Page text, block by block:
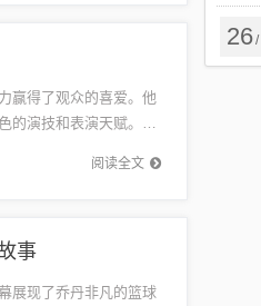
赢得了观众的喜爱。他
的演技和表演天赋。无
漓尽致，深受观众喜
阅读全文
事
展现了乔丹非凡的篮球
26/